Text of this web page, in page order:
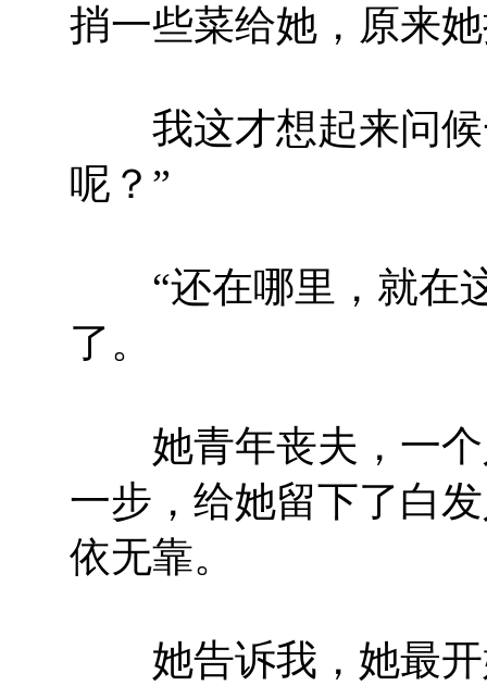
捎一些菜给她，原来
我这才想起来问候
呢？”
“还在哪里，就在这
了。
她青年丧夫，一个
一步，给她留下了白
依无靠。
她告诉我，她最开